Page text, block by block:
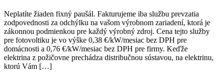
Neplatíte žiaden fixný paušál. Fakturujeme iba službu prevzatia
zodpovednosti za odchýlku na vašom výrobnom zariadení, ktorá je
zákonnou podmienkou pre každý výrobný zdroj. Cena tejto služby
pre fotovoltiku je vo výške 0,38 €/kW/mesiac bez DPH pre
domácnosti a 0,76 €/kW/mesiac bez DPH pre firmy. Keďže
elektrina z požičovne prechádza distribučnou sústavou, na elektrinu,
ktorú Vám […]